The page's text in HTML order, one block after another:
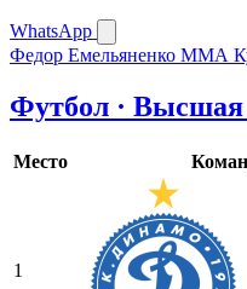
WhatsApp
Федор Емельяненко ММА
Футбол · Высшая
Место
1